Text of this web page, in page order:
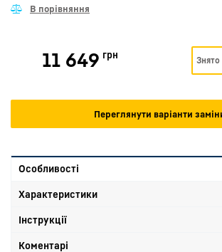
11 649 грн
Переглянути варіанти
Особливості
Характеристики
Інструкції
Коментарі